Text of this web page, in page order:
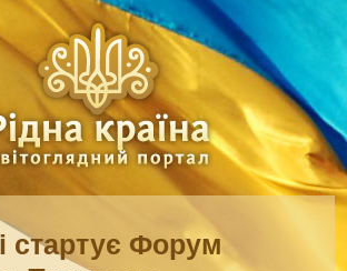
стартує Форум